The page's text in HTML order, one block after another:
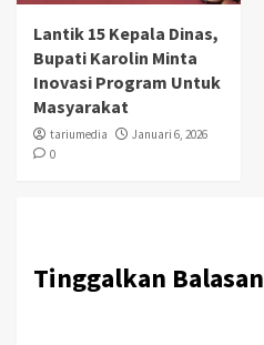
Lantik 15 Kepala Dinas,
Bupati Karolin Minta
Inovasi Program Untuk
Masyarakat
tariumedia
Januari 6, 2026
0
Tinggalkan Balasan